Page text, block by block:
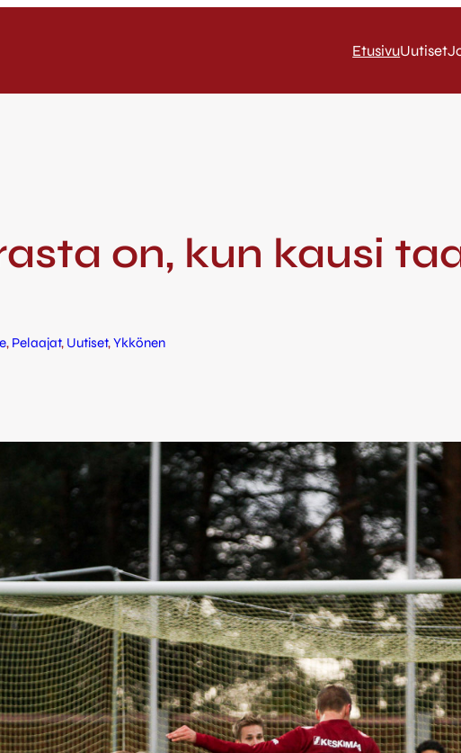
EtusivuUutiset
on, kun kausi
, Pelaajat, Uutiset, Ykkönen